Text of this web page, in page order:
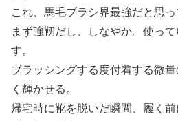
これ、馬毛ブラシ界最強だと思っ
まず強靭だし、しなやか。使っ
す。
ブラッシングする度付着する微
く輝かせる。
帰宅時に靴を脱いだ瞬間、履く